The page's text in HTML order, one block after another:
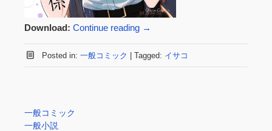
Download: Continue reading →
Posted in: 一般コミック | Tagged: イサコ
一般コミック
一般小説